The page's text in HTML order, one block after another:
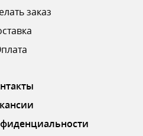
ОТПРАВИТЬ ОТЗЫВ
заказ